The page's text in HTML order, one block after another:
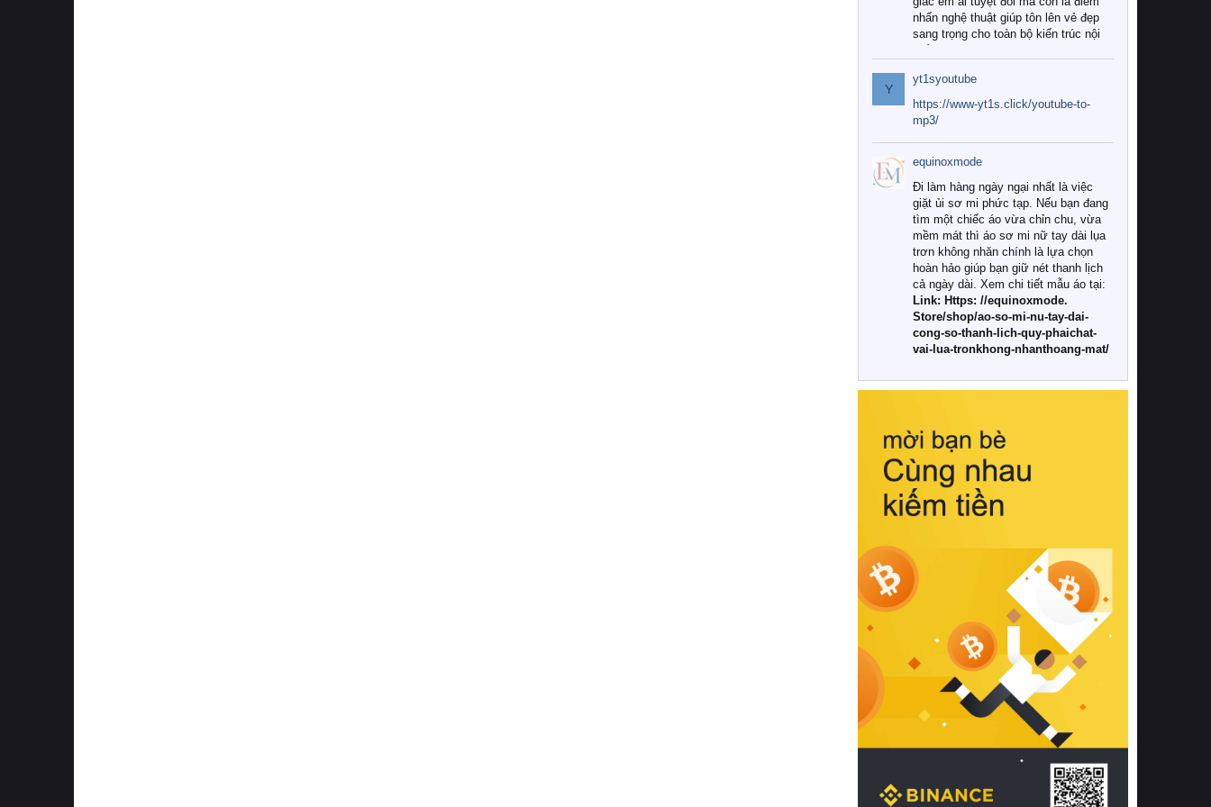
nhấn nghệ thuật giúp tôn lên vẻ đẹp
sang trọng cho toàn bộ kiến trúc nội
Tuy nhiên, giữa thị trường đa dạng
với vô vàn thương hiệu và mẫu mã
như hiện nay, làm thế nào để chọn
được những bộ chăn ga gối đệm cao
cấp thực sự chất lượng, phù hợp với
khí hậu và nhu cầu sử dụng của gia
đình? Hãy cùng chúng tôi đi tìm lời
giải đáp chi tiết qua bài viết dưới đây.
1. Tại sao các gia đình hiện đại lại ưa
chuộng chăn ga gối đệm cao cấp?
Khác với các dòng sản phẩm thông
thường, những bộ chăn ga gối đệm
cao cấp trải qua quy trình sản xuất
nghiêm ngặt từ khâu chọn lọc nguyên
liệu tự nhiên đến công nghệ dệt
nhuộm hiện đại không chứa hóa chất
này, bạn sẽ cảm nhận rõ rệt sự khác
hồi chuẩn xác của phần đệm nâng đỡ
cột sống.
Bên cạnh đó, việc lựa chọn các dòng
sản phẩm đạt chuẩn chất lượng quốc
tế còn giúp ngăn ngừa tình trạng kích
khuẩn và nấm mốc trong điều kiện
thời tiết nóng ẩm. Bạn có thể tìm hiểu
thêm các nghiên cứu khoa học về tác
động của giấc ngủ và môi trường
phòng ngủ đối với sức khỏe con
người tại Sleep Foundation (External
Link) để có cái nhìn toàn diện hơn.
2. Các tiêu chí vàng khi lựa chọn
chăn ga gối đệm cao cấp cho phòng
ngủ
Để sở hữu một bộ chăn ga gối đệm
cao cấp hoàn hảo cả về thẩm mỹ lẫn
công năng, người tiêu dùng cần cân
nhắc kỹ lưỡng các tiêu chí quan trọng
Y
yt1syoutube
https://www-yt1s.click/youtube-to-
mp3/
equinoxmode
Đi làm hàng ngày ngại nhất là việc
giặt ủi sơ mi phức tạp. Nếu bạn đang
tìm một chiếc áo vừa chỉn chu, vừa
mềm mát thì áo sơ mi nữ tay dài lụa
trơn không nhăn chính là lựa chọn
hoàn hảo giúp bạn giữ nét thanh lịch
cả ngày dài. Xem chi tiết mẫu áo tại:
Link: Https: //equinoxmode.
Store/shop/ao-so-mi-nu-tay-dai-
cong-so-thanh-lich-quy-phaichat-
vai-lua-tronkhong-nhanthoang-mat/